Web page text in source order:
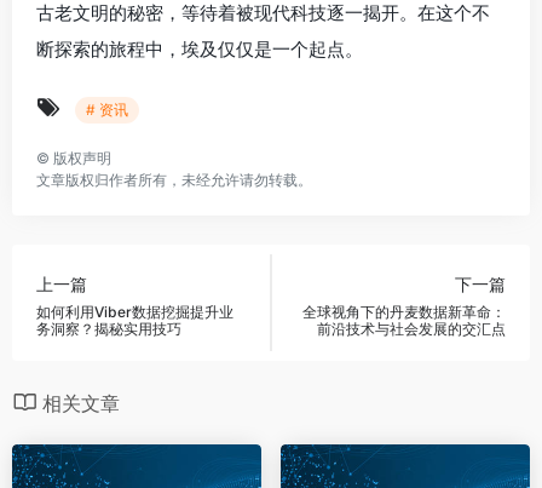
古老文明的秘密，等待着被现代科技逐一揭开。在这个不
断探索的旅程中，埃及仅仅是一个起点。
# 资讯
© 版权声明
文章版权归作者所有，未经允许请勿转载。
上一篇
如何利用Viber数据挖掘提升业
务洞察？揭秘实用技巧
下一篇
全球视角下的丹麦数据新革命：
前沿技术与社会发展的交汇点
相关文章